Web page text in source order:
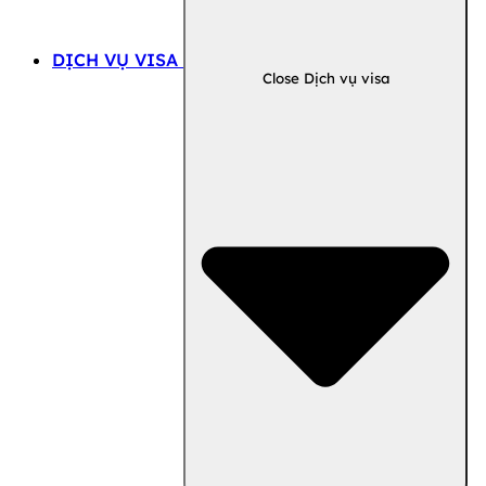
DỊCH VỤ VISA
Close Dịch vụ visa